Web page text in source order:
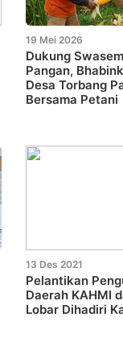
19 Mei 2026
Dukung
Pangan,
Desa Torbang
Bersama Petani
13 Des 2021
Pelantikan
Daerah KAHMI
Lobar Dihadiri